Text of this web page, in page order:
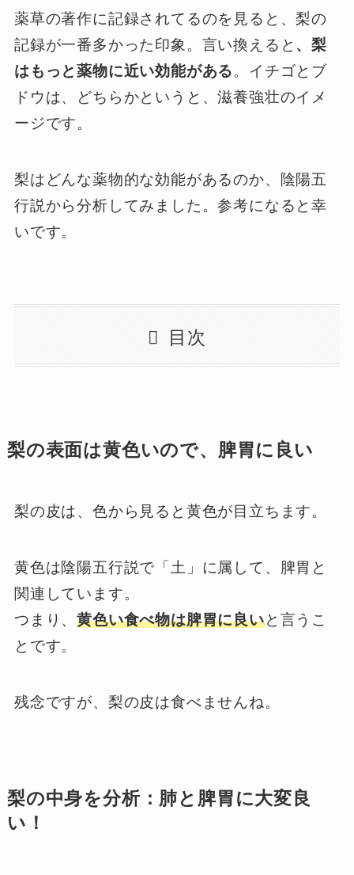
薬草の著作に記録されてるのを見ると、梨の
記録が一番多かった印象。言い換えると 、梨
はもっと薬物に近い効能がある。イチゴとブ
ドウは、どちらかというと、滋養強壮のイメ
ージです。
梨はどんな薬物的な効能があるのか、陰陽五
行説から分析してみました。参考になると幸
いです。
目次
梨の表面は黄色いので、脾胃に良い
梨の皮は、色から見ると黄色が目立ちます。
黄色は陰陽五行説で「土」に属して、脾胃と
関連しています。
つまり、黄色い食べ物は脾胃に良いと言うこ
とです。
残念ですが、梨の皮は食べませんね。
梨の中身を分析：肺と脾胃に大変良
い！